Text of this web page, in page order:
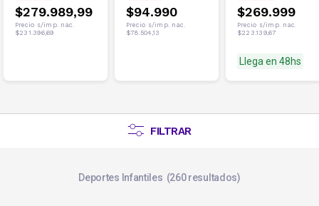
$279.989,99
Precio s/imp. nac.
$231.396,69
$94.990
Precio s/imp. nac.
$78.504,13
$269.999
Precio s/imp. nac.
$223.139,67
Llega en 48hs
FILTRAR
Deportes Infantiles 260resultados